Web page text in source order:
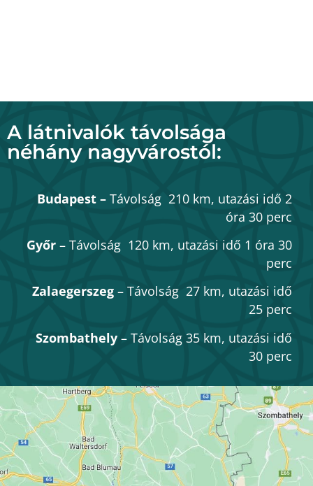
A látnivalók távolsága
néhány nagyvárostól:
Budapest – Távolság 210 km, utazási idő 2
óra 30 perc
Győr – Távolság 120 km, utazási idő 1 óra 30
perc
Zalaegerszeg – Távolság 27 km, utazási idő
25 perc
Szombathely – Távolság 35 km, utazási idő
30 perc